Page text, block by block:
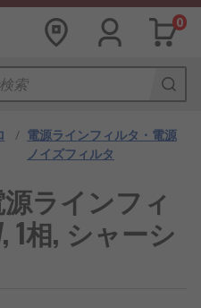
0
/ 電源ラインフィルタ・電源
ノイズフィルタ
源ラインフィ
1相, シャーシ